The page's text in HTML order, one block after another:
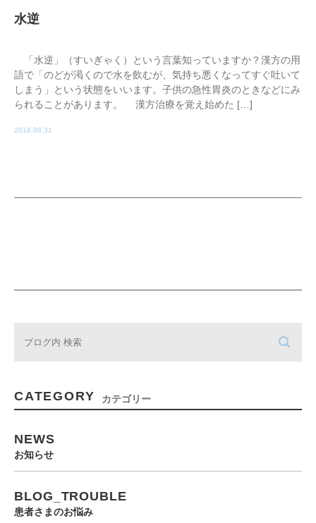
水逆
「水逆」（すいぎゃく）という言葉知っていますか？漢方の用
語で「のどが渇くので水を飲むが、気持ち悪くなってすぐ吐いて
しまう」という状態をいいます。子供の急性胃炎のときなどにみ
られることがあります。 漢方治療を覚え始めた […]
2018.08.31
CATEGORY カテゴリー
NEWS
お知らせ
BLOG_TROUBLE
患者さまのお悩み